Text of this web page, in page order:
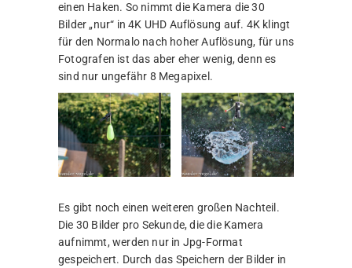
einen Haken. So nimmt die Kamera die 30
Bilder „nur“ in 4K UHD Auflösung auf. 4K klingt
für den Normalo nach hoher Auflösung, für uns
Fotografen ist das aber eher wenig, denn es
sind nur ungefähr 8 Megapixel.
Es gibt noch einen weiteren großen Nachteil.
Die 30 Bilder pro Sekunde, die die Kamera
aufnimmt, werden nur in Jpg-Format
gespeichert. Durch das Speichern der Bilder in